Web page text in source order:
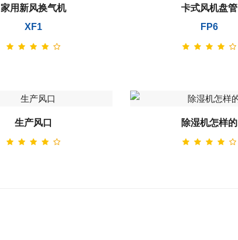
家用新风换气机
XF1
卡式风机盘管
FP6
生产风口 除湿机怎样的